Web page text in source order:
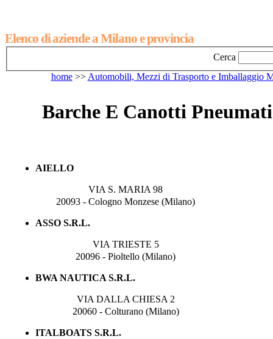
Elenco di aziende a Milano e provincia
Cerca
home>> Automobili, Mezzi di Trasporto e Imballaggio
Barche E Canotti
AIELLO
VIA S. MARIA 98
20093 - Cologno Monzese (Milano)
ASSO S.R.L.
VIA TRIESTE 5
20096 - Pioltello (Milano)
BWA NAUTICA S.R.L.
VIA DALLA CHIESA 2
20060 - Colturano (Milano)
ITALBOATS S.R.L.